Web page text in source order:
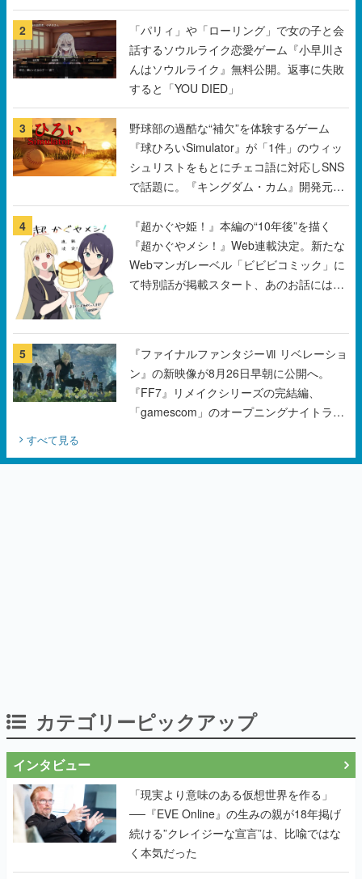
2
「パリィ」や「ローリング」で女の子と会
話するソウルライク恋愛ゲーム『小早川さ
んはソウルライク』無料公開。返事に失敗
すると「YOU DIED」
3
野球部の過酷な“補欠”を体験するゲーム
『球ひろいSimulator』が「1件」のウィッ
シュリストをもとにチェコ語に対応しSNS
で話題に。『キングダム・カム』開発元や
チェコのプロ野球選手から称賛の声
4
『超かぐや姫！』本編の“10年後”を描く
『超かぐやメシ！』Web連載決定。新たな
Webマンガレーベル「ビビビコミック」に
て特別話が掲載スタート、あのお話には…
5
『ファイナルファンタジーⅦ リベレーショ
ン』の新映像が8月26日早朝に公開へ。
『FF7』リメイクシリーズの完結編、
「gamescom」のオープニングナイトライ
すべて見る
カテゴリーピックアップ
インタビュー
「現実より意味のある仮想世界を作る」
──『EVE Online』の生みの親が18年掲げ
続ける”クレイジーな宣言”は、比喩ではな
く本気だった